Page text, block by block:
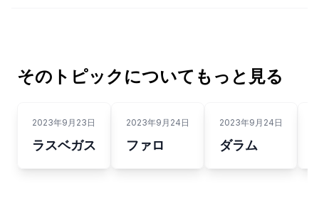
そのトピックについてもっと見る
2023年9月23日
ラスベガス
2023年9月24日
ファロ
2023年9月24日
ダラム